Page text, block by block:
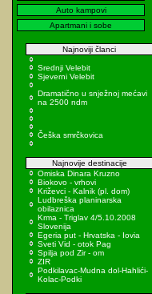
Auto kampovi
Apartmani i sobe
Najnoviji članci
Srednji Velebit
Sjeverni Velebit
Dramatično u snježnoj mećavi
na 2500 ndm
Češka smrčkovica
Najnovije destinacije
Omiska Dinara Kruzno
Biokovo - vrhovi
Križevci - Kalnik (pl. dom)
Ludbreška planinarska
obilaznica
Krma - Triglav 4/5.10.2008
Slovenija
Egeria put - Hrvatska - Iovia
Sveti Vid - otok Pag
Spilja pod Zir - om
ZIR
Podkilavac-Mudna dol-Hahlići-
Kolac-Podki